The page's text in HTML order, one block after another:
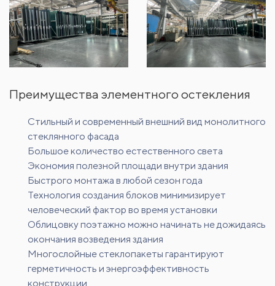
Преимущества элементного остекления
Стильный и современный внешний вид монолитного
стеклянного фасада
Большое количество естественного света
Экономия полезной площади внутри здания
Быстрого монтажа в любой сезон года
Технология создания блоков минимизирует
человеческий фактор во время установки
Облицовку поэтажно можно начинать не дожидаясь
окончания возведения здания
Многослойные стеклопакеты гарантируют
герметичность и энергоэффективность
конструкции